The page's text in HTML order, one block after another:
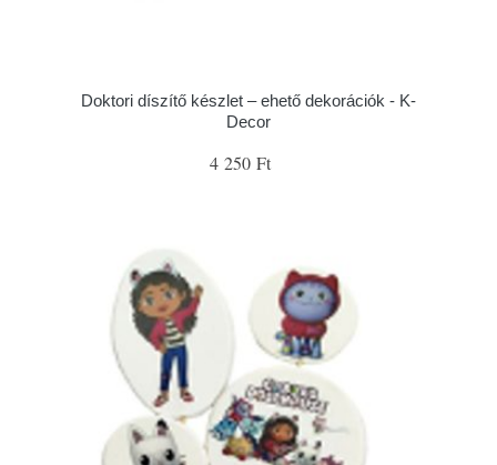
Doktori díszítő készlet – ehető dekorációk - K-
Decor
4 250 Ft